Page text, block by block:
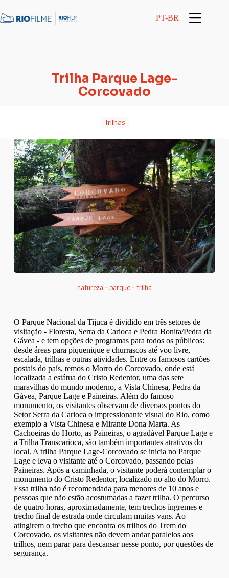
PT-BR
Trilha Parque Lage-
Corcovado
Trilhas
natureza • parque• trilha
O Parque Nacional da Tijuca é dividido em três setores de
visitação - Floresta, Serra da Carioca e Pedra Bonita/Pedra da
Gávea - e tem opções de programas para todos os públicos:
desde áreas para piquenique e churrascos até voo livre,
escalada, trilhas e outras atividades. Entre os famosos cartões
postais do país, temos o Morro do Corcovado, onde está
localizada a estátua do Cristo Redentor, uma das sete
maravilhas do mundo moderno, a Vista Chinesa, Pedra da
Gávea, Parque Lage e Paineiras. Além do famoso
monumento, os visitantes observam de diversos pontos do
Setor Serra da Carioca o impressionante visual do Rio, como
exemplo a Vista Chinesa e Mirante Dona Marta. As
Cachoeiras do Horto, as Paineiras, o agradável Parque Lage e
a Trilha Transcarioca, são também importantes atrativos do
local. A trilha Parque Lage-Corcovado se inicia no Parque
Lage e leva o visitante até o Corcovado, passando pelas
Paineiras. Após a caminhada, o visitante poderá contemplar o
monumento do Cristo Redentor, localizado no alto do Morro.
Essa trilha não é recomendada para menores de 10 anos e
pessoas que não estão acostumadas a fazer trilha. O percurso
de quatro horas, aproximadamente, tem trechos íngremes e
trecho final de estrada onde circulam muitas vans. Ao
atingirem o trecho que encontra os trilhos do Trem do
Corcovado, os visitantes não devem andar paralelos aos
trilhos, nem parar para descansar nesse ponto, por questões de
segurança.